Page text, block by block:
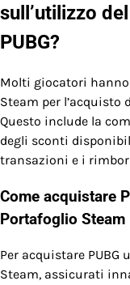
sull’utilizzo
PUBG?
Molti giocatori
Steam per l’acquisto
Questo include la
degli sconti
transazioni e i
Come acquistare
Portafoglio Steam
Per acquistare
Steam, assicurati